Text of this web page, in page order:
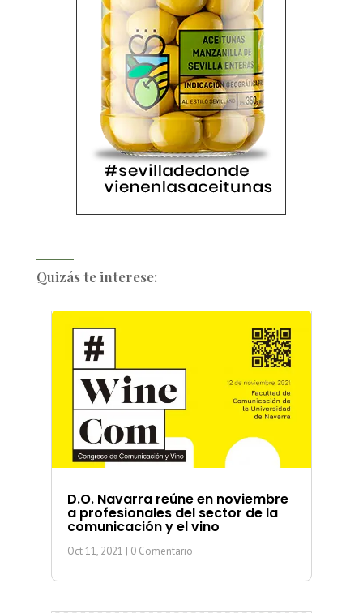
Quizás te interese:
D.O. Navarra reúne en noviembre
a profesionales del sector de la
comunicación y el vino
Oct 11, 2021 | 0 Comentario